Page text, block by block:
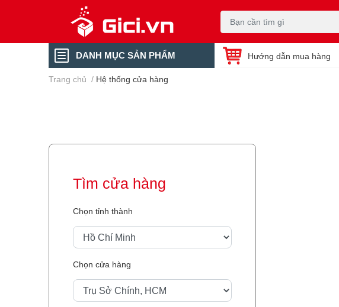
DANH MỤC SẢN PHẨM Hướng dẫn mua hàng
Trang chủ / Hệ thống cửa hàng
Tìm cửa hàng
Chọn tỉnh thành
Chọn cửa hàng